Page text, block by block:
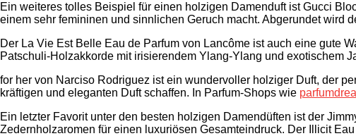
Ein weiteres tolles Beispiel für einen holzigen Damenduft ist Gucci
einem sehr femininen und sinnlichen Geruch macht. Abgerundet wird
Der La Vie Est Belle Eau de Parfum von Lancôme ist auch eine gute
Patschuli-Holzakkorde mit irisierendem Ylang-Ylang und exotischem
for her von Narciso Rodriguez ist ein wundervoller holziger Duft, der
kräftigen und eleganten Duft schaffen. In Parfum-Shops wie
Ein letzter Favorit unter den besten holzigen Damendüften ist der
Zedernholzaromen für einen luxuriösen Gesamteindruck. Der Illicit